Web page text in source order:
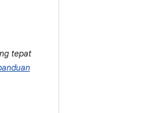
tepat